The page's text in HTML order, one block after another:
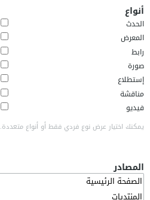
أنواع
الحدث
المعرض
رابط
صورة
إستطلاع
مناقشة
فيديو
يمكنك اختيار عرض نوع فردي فقط أو أنواع متعددة.
المصادر